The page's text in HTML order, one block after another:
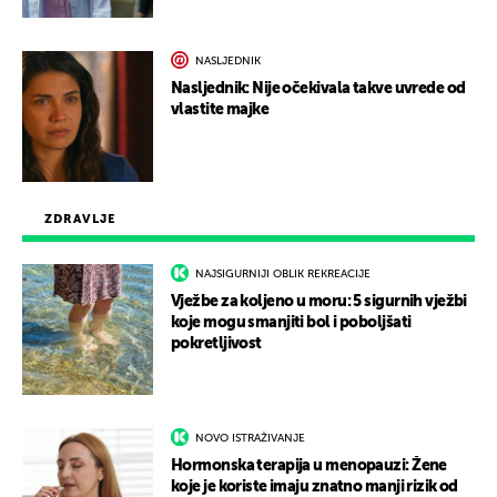
ZDRAVLJE
NAJSIGURNIJI OBLIK REKREACIJE
Vježbe za koljeno u moru: 5 sigurnih vježbi
koje mogu smanjiti bol i poboljšati
pokretljivost
NOVO ISTRAŽIVANJE
Hormonska terapija u menopauzi: Žene
koje je koriste imaju znatno manji rizik od
NASLJEDNIK
Nasljednik: Nije očekivala takve uvrede od
vlastite majke